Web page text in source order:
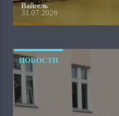
Вайгель
31.07.2026
НОВОСТИ